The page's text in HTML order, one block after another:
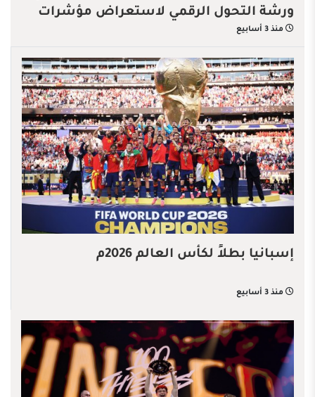
ورشة التحول الرقمي لاستعراض مؤشرات
الأداء الرقمية
منذ 3 أسابيع
إسبانيا بطلاً لكأس العالم 2026م
منذ 3 أسابيع